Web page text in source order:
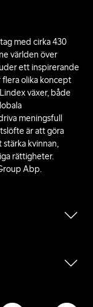
med cirka 430
världen över
ett inspirerande
olika koncept
växer, både
meningsfull
är att göra
kvinnan,
rättigheter.
Abp.